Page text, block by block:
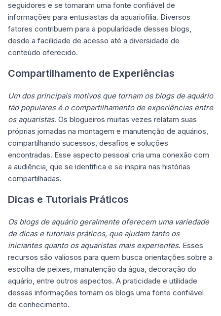
seguidores e se tornaram uma fonte confiável de
informações para entusiastas da aquariofilia. Diversos
fatores contribuem para a popularidade desses blogs,
desde a facilidade de acesso até a diversidade de
conteúdo oferecido.
Compartilhamento de Experiências
Um dos principais motivos que tornam os blogs de aquário
tão populares é o compartilhamento de experiências entre
os aquaristas. Os blogueiros muitas vezes relatam suas
próprias jornadas na montagem e manutenção de aquários,
compartilhando sucessos, desafios e soluções
encontradas. Esse aspecto pessoal cria uma conexão com
a audiência, que se identifica e se inspira nas histórias
compartilhadas.
Dicas e Tutoriais Práticos
Os blogs de aquário geralmente oferecem uma variedade
de dicas e tutoriais práticos, que ajudam tanto os
iniciantes quanto os aquaristas mais experientes. Esses
recursos são valiosos para quem busca orientações sobre a
escolha de peixes, manutenção da água, decoração do
aquário, entre outros aspectos. A praticidade e utilidade
dessas informações tornam os blogs uma fonte confiável
de conhecimento.